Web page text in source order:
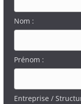
Nom :
Prénom :
Entreprise /